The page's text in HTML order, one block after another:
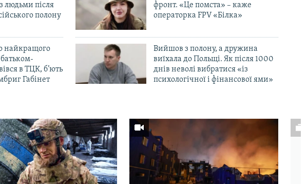
людьми після
полону
фронт. «Це помста» – каже
операторка FPV «Білка»
найкращого
в ТЦК, б’ють
Габінет
Вийшов з полону, а дружина
виїхала до Польщі. Як після 1000
днів неволі вибратися «із
психологічної і фінансової ями»